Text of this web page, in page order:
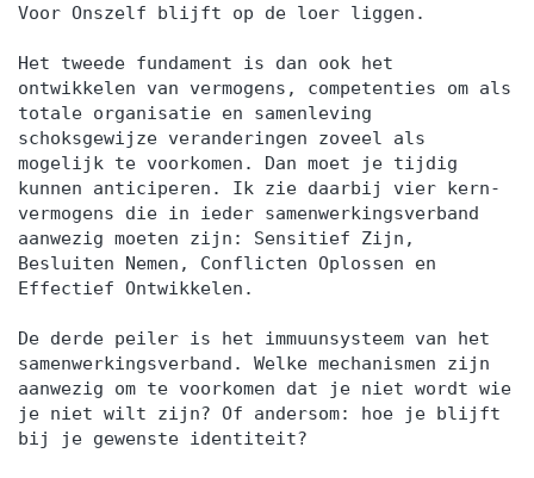
Voor Onszelf blijft op de loer liggen.
Het tweede fundament is dan ook het
ontwikkelen van vermogens, competenties om als
totale organisatie en samenleving
schoksgewijze veranderingen zoveel als
mogelijk te voorkomen. Dan moet je tijdig
kunnen anticiperen. Ik zie daarbij vier kern-
vermogens die in ieder samenwerkingsverband
aanwezig moeten zijn: Sensitief Zijn,
Besluiten Nemen, Conflicten Oplossen en
Effectief Ontwikkelen.
De derde peiler is het immuunsysteem van het
samenwerkingsverband. Welke mechanismen zijn
aanwezig om te voorkomen dat je niet wordt wie
je niet wilt zijn? Of andersom: hoe je blijft
bij je gewenste identiteit?